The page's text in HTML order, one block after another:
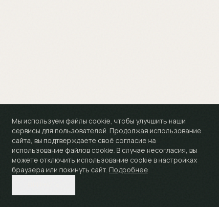
Мы используем файлы cookie, чтобы улучшить наши
сервисы для пользователей. Продолжая использование
сайта, вы подтверждаете своё согласие на
использование файлов cookie. В случае несогласия, вы
можете отключить использование cookie в настройках
браузера или покинуть сайт. Подробнее